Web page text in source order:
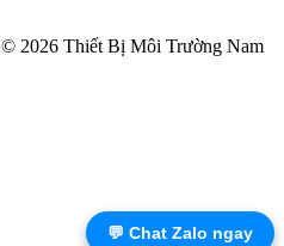
© 2026 Thiết Bị Môi Trường Nam
💬 Chat Zalo ngay